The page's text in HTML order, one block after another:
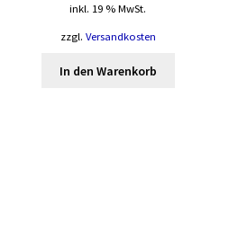
inkl. 19 % MwSt.
zzgl. Versandkosten
In den Warenkorb